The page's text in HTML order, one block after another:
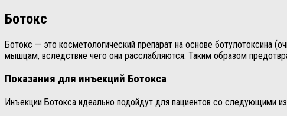
Ботокс
Ботокс — это косметологический препарат на основе ботулотоксина
мышцам, вследствие чего они расслабляются. Таким образом
Показания для инъекций Ботокса
Инъекции Ботокса идеально подойдут для пациентов со следующими